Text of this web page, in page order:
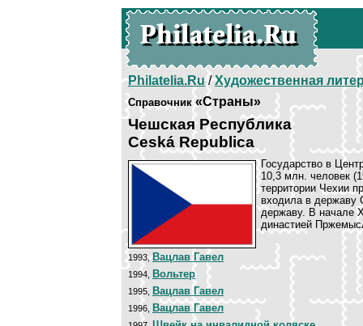
Philatelia.Ru/Художественная
Справочник«Страны»
Чешская Республика
Ceská Republica
Государство в
10,3 млн. человек
территории Чехии
входила в
державу. В начале
династией
1993,Вацлав Гавел
1994, Вольтер
1995, Вацлав Гавел
1996, Вацлав Гавел